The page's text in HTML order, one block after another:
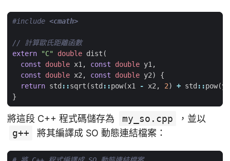
#include <cmath>
extern
"C" double dist (
const
double x1, const double y1,
const
double x2, const double y2)
{
return std ::sqrt (std ::pow(x1 - x2, 2) + std ::pow(y1
}
將這段 C++ 程式碼儲存為 my_so.cpp
，並以
g++
將其編譯成 SO 動態連結檔案：